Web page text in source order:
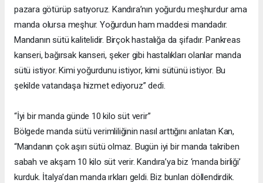
pazara götürüp satıyoruz. Kandıra’nın yoğurdu meşhurdur ama
manda olursa meşhur. Yoğurdun ham maddesi mandadır.
Mandanın sütü kalitelidir. Birçok hastalığa da şifadır. Pankreas
kanseri, bağırsak kanseri, şeker gibi hastalıkları olanlar manda
sütü istiyor. Kimi yoğurdunu istiyor, kimi sütünü istiyor. Bu
şekilde vatandaşa hizmet ediyoruz” dedi.
“İyi bir manda günde 10 kilo süt verir”
Bölgede manda sütü verimliliğinin nasıl arttığını anlatan Kan,
“Mandanın çok aşırı sütü olmaz. Bugün iyi bir manda takriben
sabah ve akşam 10 kilo süt verir. Kandıra’ya biz ‘manda birliği’
kurduk. İtalya’dan manda ırkları geldi. Biz bunları döllendirdik.